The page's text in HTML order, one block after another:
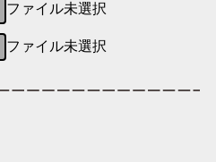
ファイル未選択
ファイル未選択